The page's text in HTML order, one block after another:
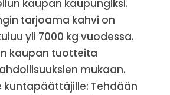
kaupan kaupungiksi.
tarjoama kahvi on
yli 7000 kg vuodessa.
kaupan tuotteita
mukaan.
kuntapäättäjille: Tehdään